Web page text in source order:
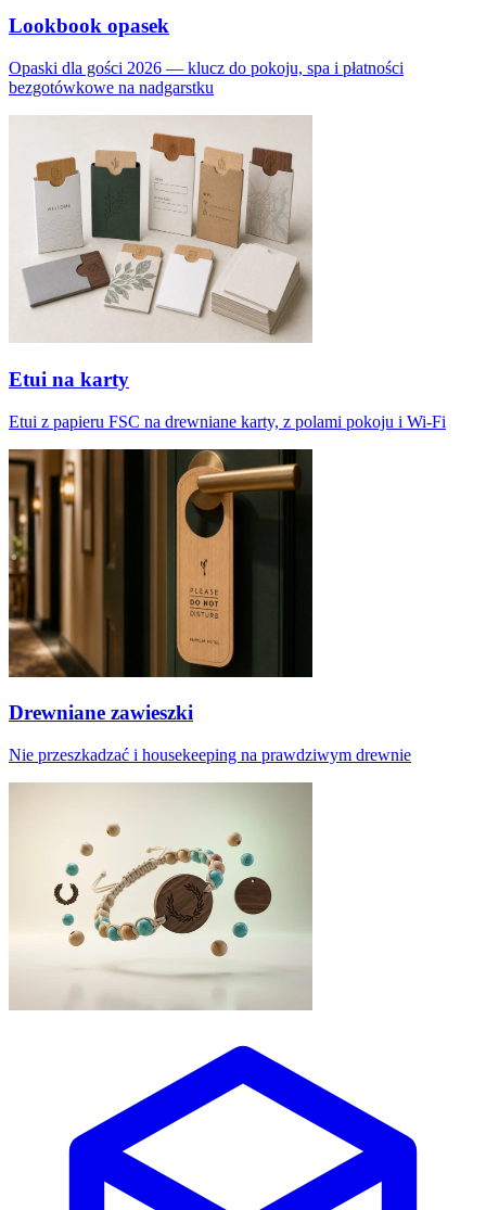
Lookbook opasek
Opaski dla gości 2026 — klucz do pokoju, spa i płatności
bezgotówkowe na nadgarstku
Etui na karty
Etui z papieru FSC na drewniane karty, z polami pokoju i Wi-Fi
Drewniane zawieszki
Nie przeszkadzać i housekeeping na prawdziwym drewnie